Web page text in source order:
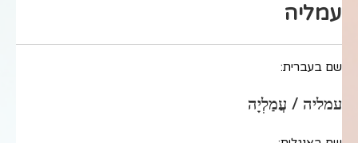
עמליה
שם בעברית:
עמליה / עֲמַלְיָה